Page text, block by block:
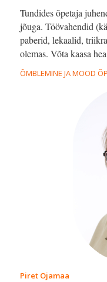
Tundides õpetaja
jõuga. Töövahendid
paberid, lekaalid,
olemas. Võta kaasa
ÕMBLEMINE JA MOOD
Piret Ojamaa